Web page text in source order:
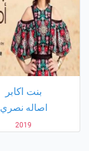
بنت اكابر
اصاله نصري
2019